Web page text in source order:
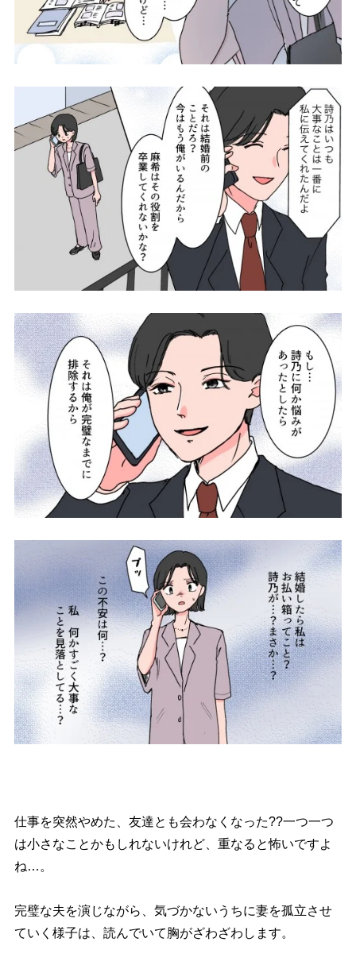
仕事を突然やめた、友達とも会わなくなった??一つ一つ
は小さなことかもしれないけれど、重なると怖いですよ
ね…。
完璧な夫を演じながら、気づかないうちに妻を孤立させ
ていく様子は、読んでいて胸がざわざわします。